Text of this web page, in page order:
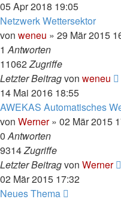
05 Apr 2018 19:05
Netzwerk Wettersektor
von weneu » 29 Mär 2015
1Antworten
11062Zugriffe
Letzter Beitragvon weneu
14 Mai 2016 18:55
AWEKAS Automatisches
von Werner» 02 Mär 2015
0Antworten
9314Zugriffe
Letzter Beitragvon Werner
02 Mär 2015 17:32
Neues Thema